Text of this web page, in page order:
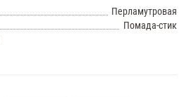
Перламутровая
Помада-стик